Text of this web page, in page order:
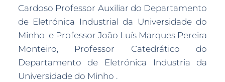
Cardoso Professor Auxiliar do Departamento
de Eletrónica Industrial da Universidade do
Minho e Professor João Luís Marques Pereira
Monteiro, Professor Catedrático do
Departamento de Eletrónica Industria da
Universidade do Minho .